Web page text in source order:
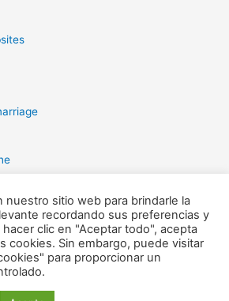
RHE | Funciona gracias a
nuestro sitio web para brindarle la
recordando sus preferencias y
clic en "Aceptar todo", acepta
cookies. Sin embargo, puede visitar
para proporcionar un